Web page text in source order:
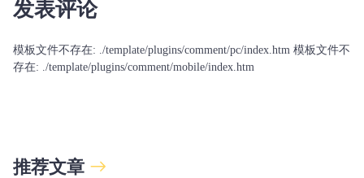
发表评论
模板文件不存在: ./template/plugins/comment/pc/index.htm 模板文件不
存在: ./template/plugins/comment/mobile/index.htm
推荐文章